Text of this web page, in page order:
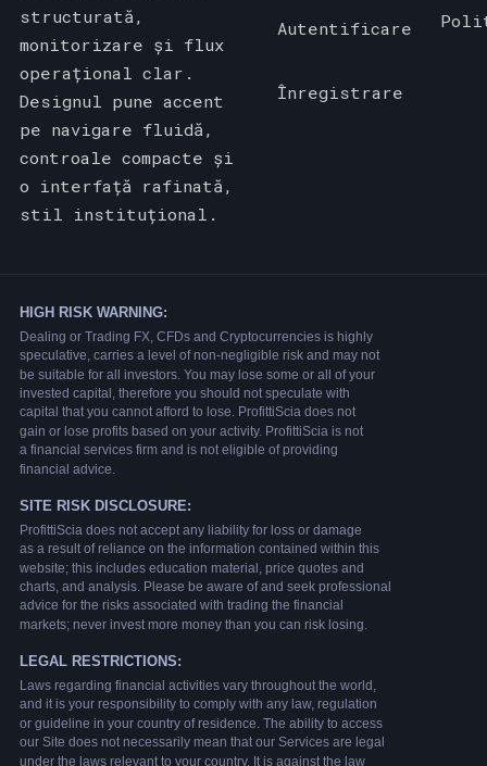
structurată,
monitorizare și flux
operațional clar.
Designul pune accent
pe navigare fluidă,
controale compacte și
o interfață rafinată,
stil instituțional.
Autentificare
Înregistrare